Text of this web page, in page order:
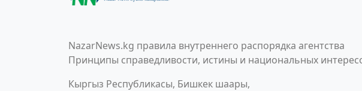
NazarNews.kg правила внутреннего распорядка агентства
Принципы справедливости, истины и национальных
Кыргыз Республикасы, Бишкек шаары,